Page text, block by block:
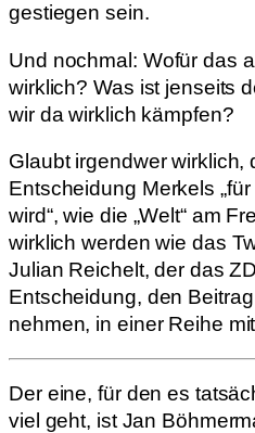
gestiegen sein.
Und nochmal: Wofür das
wirklich? Was ist jenseits
wir da wirklich kämpfen?
Glaubt irgendwer wirklich,
Entscheidung Merkels
wird“, wie die „Welt“ am
wirklich werden wie das
Julian Reichelt, der das
Entscheidung, den
nehmen, in einer Reihe
Der eine, für den es
viel geht, ist Jan